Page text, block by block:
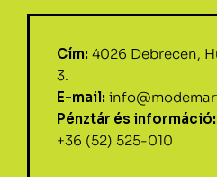
Cím: 4026 Debrecen,
3.
E-mail:
Pénztár és információ:
+36 (52) 525-010